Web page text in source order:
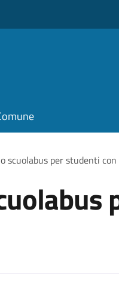
scuolabus per studenti